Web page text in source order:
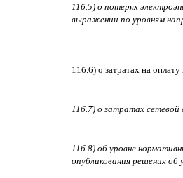
11б.5) о потерях
выражении по уровням
11б.6) о затратах на
11б.7) о затратах сетевой
11б.8) об уровне
опубликования решения